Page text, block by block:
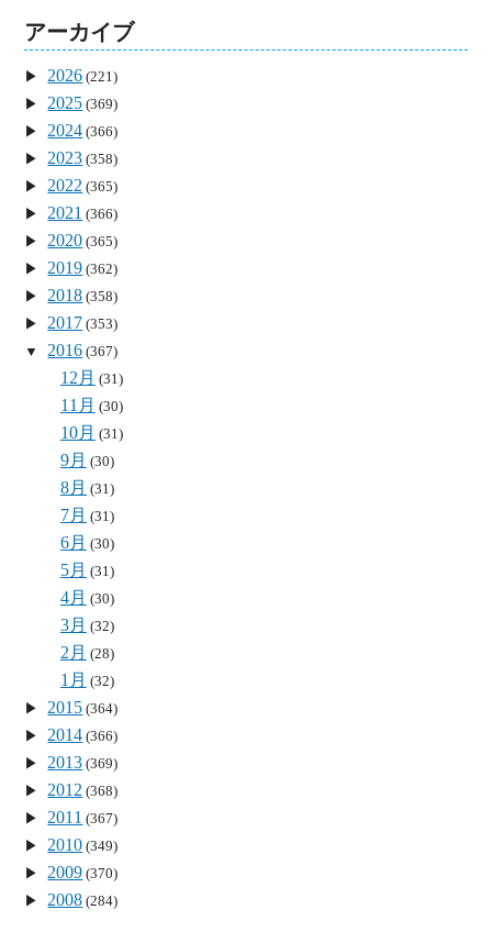
アーカイブ
2026 (221)
2025 (369)
2024 (366)
2023 (358)
2022 (365)
2021 (366)
2020 (365)
2019 (362)
2018 (358)
2017 (353)
2016 (367)
12月 (31)
11月 (30)
10月 (31)
9月 (30)
8月 (31)
7月 (31)
6月 (30)
5月 (31)
4月 (30)
3月 (32)
2月 (28)
1月 (32)
2015 (364)
2014 (366)
2013 (369)
2012 (368)
2011 (367)
2010 (349)
2009 (370)
2008 (284)